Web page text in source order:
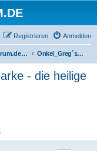
Anmelden
Registrieren
Hyundaiforum.de Benutzer Blogs Onkel_Greg´s i30 CW Blog
- die heilige